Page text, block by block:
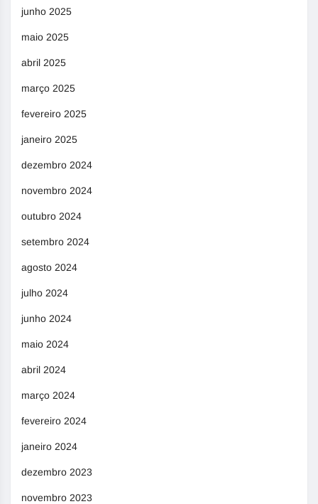
junho 2025
maio 2025
abril 2025
março 2025
fevereiro 2025
janeiro 2025
dezembro 2024
novembro 2024
outubro 2024
setembro 2024
agosto 2024
julho 2024
junho 2024
maio 2024
abril 2024
março 2024
fevereiro 2024
janeiro 2024
dezembro 2023
novembro 2023